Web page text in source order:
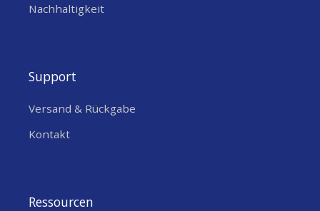
Nachhaltigkeit
Support
Versand & Rückgabe
Kontakt
Ressourcen